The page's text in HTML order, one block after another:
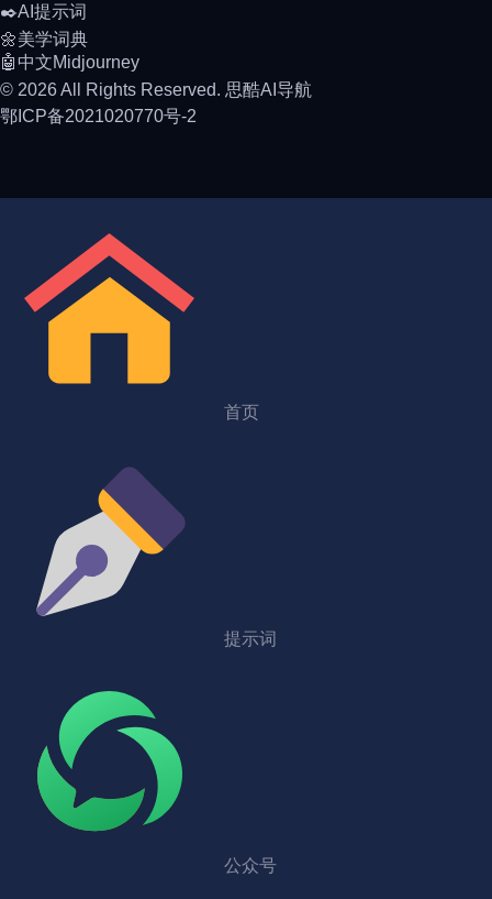
✒️AI提示词
🌼美学词典
🤖中文Midjourney
© 2026 All Rights Reserved. 思酷AI导航
鄂ICP备2021020770号-2
首页
提示词
公众号